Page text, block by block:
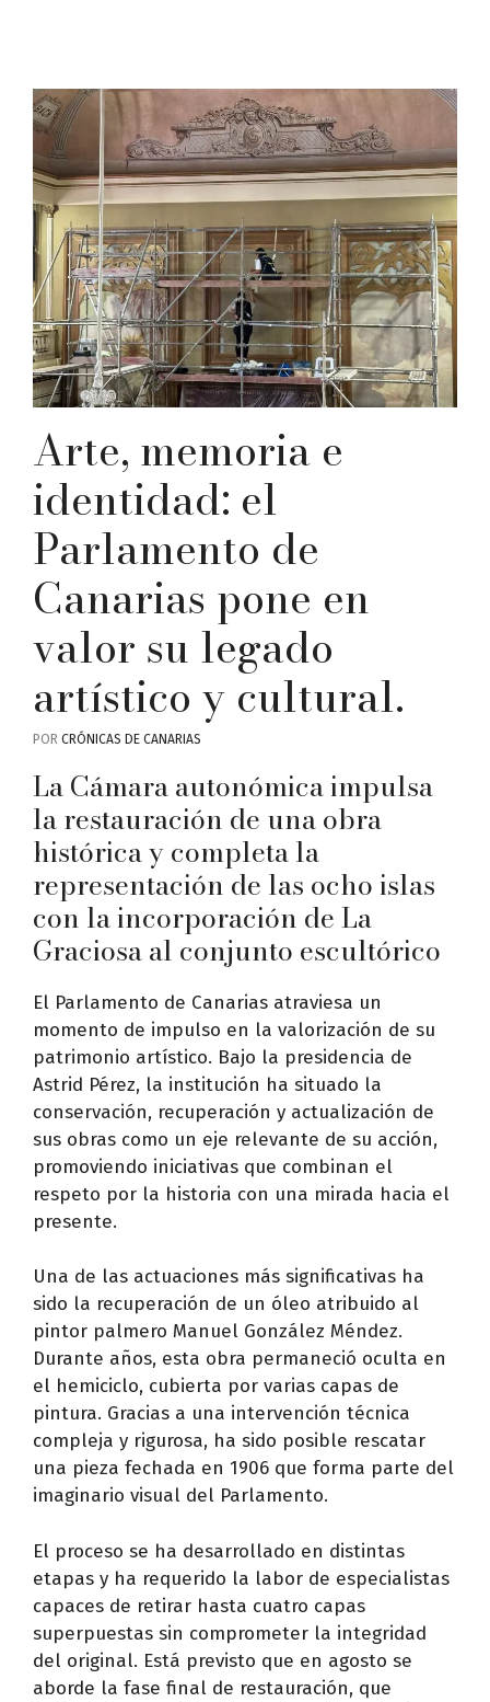
Arte, memoria e
identidad: el
Parlamento de
Canarias pone en
valor su legado
artístico y cultural.
POR CRÓNICAS DE CANARIAS
La Cámara autonómica impulsa
la restauración de una obra
histórica y completa la
representación de las ocho islas
con la incorporación de La
Graciosa al conjunto escultórico
El Parlamento de Canarias atraviesa un
momento de impulso en la valorización de su
patrimonio artístico. Bajo la presidencia de
Astrid Pérez, la institución ha situado la
conservación, recuperación y actualización de
sus obras como un eje relevante de su acción,
promoviendo iniciativas que combinan el
respeto por la historia con una mirada hacia el
presente.
Una de las actuaciones más significativas ha
sido la recuperación de un óleo atribuido al
pintor palmero Manuel González Méndez.
Durante años, esta obra permaneció oculta en
el hemiciclo, cubierta por varias capas de
pintura. Gracias a una intervención técnica
compleja y rigurosa, ha sido posible rescatar
una pieza fechada en 1906 que forma parte del
imaginario visual del Parlamento.
El proceso se ha desarrollado en distintas
etapas y ha requerido la labor de especialistas
capaces de retirar hasta cuatro capas
superpuestas sin comprometer la integridad
del original. Está previsto que en agosto se
aborde la fase final de restauración, que